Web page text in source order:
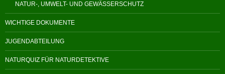
NATUR-, UMWELT- UND GEWÄSSERSCHUTZ
WICHTIGE DOKUMENTE
JUGENDABTEILUNG
NATURQUIZ FÜR NATURDETEKTIVE